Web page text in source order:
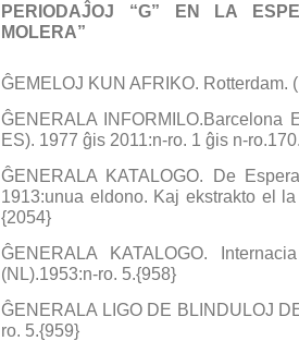
PERIODAĴOJ “G” EN LA
MOLERA”
ĜEMELOJ KUN AFRIKO. Rotterdam.
ĜENERALA INFORMILO.Barcelona
ES). 1977 ĝis 2011:n-ro. 1 ĝis n-
ĜENERALA KATALOGO. De
1913:unua eldono. Kaj ekstrakto el
{2054}
ĜENERALA KATALOGO.
(NL).1953:n-ro. 5.{958}
ĜENERALA LIGO DE BLINDULOJ
ro. 5.{959}